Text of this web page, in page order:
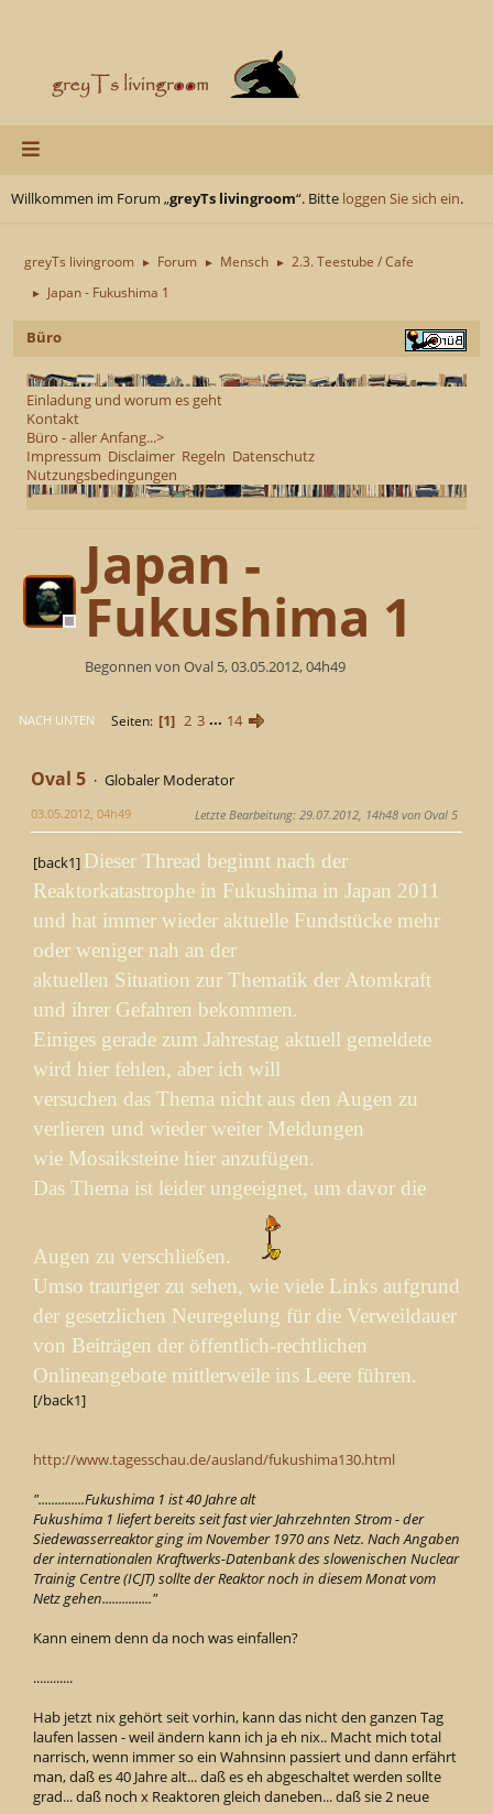
Willkommen im Forum „greyTs livingroom“. Bitte loggen Sie sich ein.
greyTs livingroom ► Forum ► Mensch ► 2.3. Teestube / Cafe
► Japan - Fukushima 1
Büro
Einladung und worum es geht
Kontakt
Büro - aller Anfang...>
Impressum Disclaimer Regeln Datenschutz
Nutzungsbedingungen
Japan -
Fukushima 1
Begonnen von Oval 5, 03.05.2012, 04h49
NACH UNTEN Seiten 1 2 3 ... 14
Oval 5 Globaler Moderator
03.05.2012, 04h49 Letzte Bearbeitung: 29.07.2012, 14h48 von Oval 5
[back1] Dieser Thread beginnt nach der
Reaktorkatastrophe in Fukushima in Japan 2011
und hat immer wieder aktuelle Fundstücke mehr
oder weniger nah an der
aktuellen Situation zur Thematik der Atomkraft
und ihrer Gefahren bekommen.
Einiges gerade zum Jahrestag aktuell gemeldete
wird hier fehlen, aber ich will
versuchen das Thema nicht aus den Augen zu
verlieren und wieder weiter Meldungen
wie Mosaiksteine hier anzufügen.
Das Thema ist leider ungeeignet, um davor die
Augen zu verschließen.
Umso trauriger zu sehen, wie viele Links aufgrund
der gesetzlichen Neuregelung für die Verweildauer
von Beiträgen der öffentlich-rechtlichen
Onlineangebote mittlerweile ins Leere führen.
[/back1]
http://www.tagesschau.de/ausland/fukushima130.html
"..............Fukushima 1 ist 40 Jahre alt
Fukushima 1 liefert bereits seit fast vier Jahrzehnten Strom - der
Siedewasserreaktor ging im November 1970 ans Netz. Nach Angaben
der internationalen Kraftwerks-Datenbank des slowenischen Nuclear
Trainig Centre (ICJT) sollte der Reaktor noch in diesem Monat vom
Netz gehen..............."
Kann einem denn da noch was einfallen?
............
Hab jetzt nix gehört seit vorhin, kann das nicht den ganzen Tag
laufen lassen - weil ändern kann ich ja eh nix.. Macht mich total
narrisch, wenn immer so ein Wahnsinn passiert und dann erfährt
man, daß es 40 Jahre alt... daß es eh abgeschaltet werden sollte
grad... daß noch x Reaktoren gleich daneben... daß sie 2 neue